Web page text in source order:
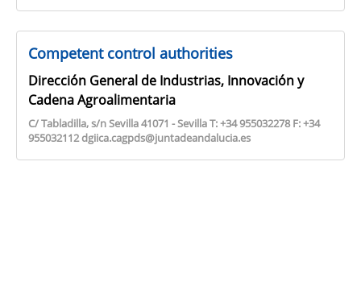
Competent control authorities
Dirección General de Industrias, Innovación y
Cadena Agroalimentaria
C/ Tabladilla, s/n Sevilla 41071 - Sevilla T: +34 955032278 F: +34
955032112 dgiica.cagpds@juntadeandalucia.es